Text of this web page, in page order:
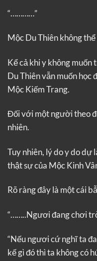
“…………”
Mộc Du Thiên không
Kể cả khi y không
Du Thiên vẫn muốn học
Mộc Kiếm Trang.
Đối với một người theo
nhiên.
Tuy nhiên, lý do y do dự
thật sự của Mộc Kinh
Rõ ràng đây là một cái
“……..Ngươi đang chơi
“Nếu ngươi cứ nghĩ ta
kế gì đó thì ta không có